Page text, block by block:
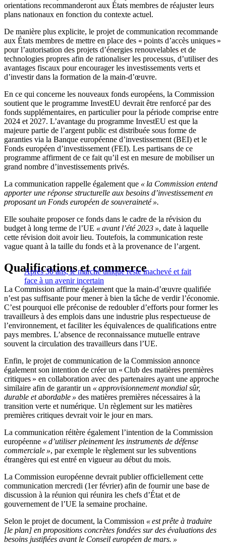
orientations recommanderont aux États membres de réajuster leurs
plans nationaux en fonction du contexte actuel.
De manière plus explicite, le projet de communication recommande
aux États membres de mettre en place des « points d’accès uniques »
pour l’autorisation des projets d’énergies renouvelables et de
technologies propres afin de rationaliser les processus, d’utiliser des
avantages fiscaux pour encourager les investissements verts et
d’investir dans la formation de la main-d’œuvre.
En ce qui concerne les nouveaux fonds européens, la Commission
soutient que le programme InvestEU devrait être renforcé par des
fonds supplémentaires, en particulier pour la période comprise entre
2024 et 2027. L’avantage du programme InvestEU est que la
majeure partie de l’argent public est distribuée sous forme de
garanties via la Banque européenne d’investissement (BEI) et le
Fonds européen d’investissement (FEI). Les partisans de ce
programme affirment de ce fait qu’il est en mesure de mobiliser un
grand nombre d’investissements privés.
La communication rappelle également que « la Commission entend
apporter une réponse structurelle aux besoins d’investissement en
proposant un Fonds européen de souveraineté ».
Elle souhaite proposer ce fonds dans le cadre de la révision du
budget à long terme de l’UE « avant l’été 2023 », date à laquelle
cette révision doit avoir lieu. Toutefois, la communication reste
vague quant à la taille du fonds et à la provenance de l’argent.
Après 30 ans, le marché unique reste inachevé et fait
face à un avenir incertain
Qualifications et commerce
La Commission affirme également que la main-d’œuvre qualifiée
n’est pas suffisante pour mener à bien la tâche de verdir l’économie.
C’est pourquoi elle préconise de redoubler d’efforts pour former les
travailleurs à des emplois dans une industrie plus respectueuse de
l’environnement, et faciliter les équivalences de qualifications entre
pays membres. L’absence de reconnaissance mutuelle entrave
souvent la circulation des travailleurs dans l’UE.
Enfin, le projet de communication de la Commission annonce
également son intention de créer un « Club des matières premières
critiques » en collaboration avec des partenaires ayant une approche
similaire afin de garantir un « approvisionnement mondial sûr,
durable et abordable » des matières premières nécessaires à la
transition verte et numérique. Un règlement sur les matières
premières critiques devrait voir le jour en mars.
La communication réitère également l’intention de la Commission
européenne « d’utiliser pleinement les instruments de défense
commerciale », par exemple le règlement sur les subventions
étrangères qui est entré en vigueur au début du mois.
La Commission européenne devrait publier officiellement cette
communication mercredi (1er février) afin de fournir une base de
discussion à la réunion qui réunira les chefs d’État et de
gouvernement de l’UE la semaine prochaine.
Selon le projet de document, la Commission « est prête à traduire
[le plan] en propositions concrètes fondées sur des évaluations des
besoins justifiées avant le Conseil européen de mars. »